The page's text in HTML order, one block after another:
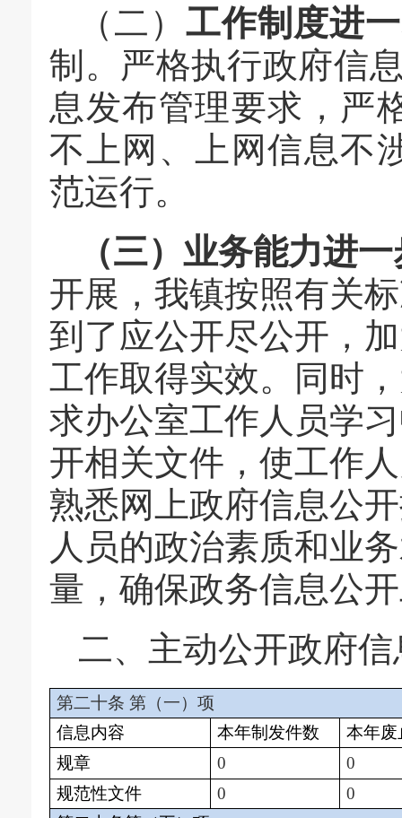
（二） 工作制度进
制。严格执行政府信
息发布管理要求，严
不上网、上网信息不
范运行。
（三）业务能力进
开展，我镇按照有关
到了应公开尽公开，
工作取得实效。同时
求办公室工作人员学
开相关文件，使工作
熟悉网上政府信息公
人员的政治素质和业
量，确保政务信息公
二、 主动公开政府
第二十条 第（一）项
信息内容
本年制发件数
本年废
规章
0
0
规范性文件
0
0